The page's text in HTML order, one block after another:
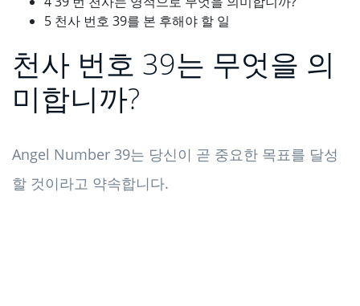
5 천사 번호 39를 본 후해야 할 일
천사 번호 39는 무엇을 의
미합니까?
Angel Number 39는 당신이 곧 중요한 목표를 달성
할 것이라고 약속합니다.